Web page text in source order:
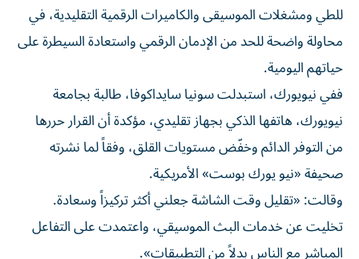
للطي ومشغلات الموسيقى والكاميرات الرقمية التقليدية، في
محاولة واضحة للحد من الإدمان الرقمي واستعادة السيطرة على
حياتهم اليومية.
ففي نيويورك، استبدلت سونيا سايداكوفا، طالبة بجامعة
نيويورك، هاتفها الذكي بجهاز تقليدي، مؤكدة أن القرار حررها
من التوفر الدائم وخفّض مستويات القلق، وفقاً لما نشرته
صحيفة «نيو يورك بوست» الأمريكية.
وقالت: «تقليل وقت الشاشة جعلني أكثر تركيزاً وسعادة.
تخليت عن خدمات البث الموسيقي، واعتمدت على التفاعل